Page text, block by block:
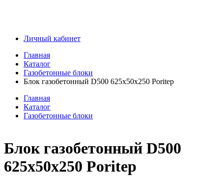
Личный кабинет
Главная
Каталог
Газобетонные блоки
Блок газобетонный D500 625х50х250 Poritep
Главная
Каталог
Газобетонные блоки
Блок газобетонный D500
625х50х250 Poritep